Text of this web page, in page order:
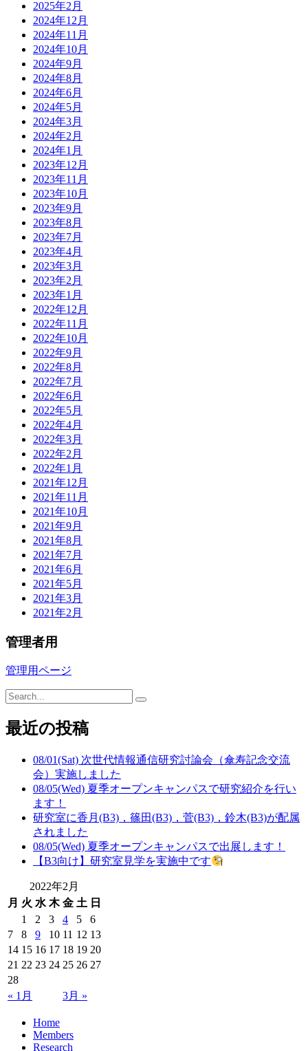
2025年2月
2024年12月
2024年11月
2024年10月
2024年9月
2024年8月
2024年6月
2024年5月
2024年3月
2024年2月
2024年1月
2023年12月
2023年11月
2023年10月
2023年9月
2023年8月
2023年7月
2023年4月
2023年3月
2023年2月
2023年1月
2022年12月
2022年11月
2022年10月
2022年9月
2022年8月
2022年7月
2022年6月
2022年5月
2022年4月
2022年3月
2022年2月
2022年1月
2021年12月
2021年11月
2021年10月
2021年9月
2021年8月
2021年7月
2021年6月
2021年5月
2021年3月
2021年2月
管理者用
管理用ページ
最近の投稿
08/01(Sat) 次世代情報通信研究討論会（傘寿記念交流
会）実施しました
08/05(Wed) 夏季オープンキャンパスで研究紹介を行い
ます！
研究室に香月(B3)，篠田(B3)，菅(B3)，鈴木(B3)が配属
されました
08/05(Wed) 夏季オープンキャンパスで出展します！
【B3向け】研究室見学を実施中です
2022年2月
月 火 水 木 金 土 日
« 1月 3月 »
1 2 3 4 5
6
7
8 9 10 11 12 13
14 15 16 17 18 19 20
21 22 23 24 25 26 27
28
Home
Members
Research